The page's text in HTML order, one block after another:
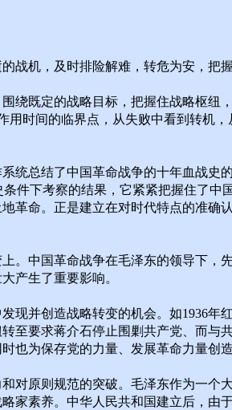
机，及时排险解难，转危为安，把
绕既定的战略目标，把握住战略枢纽
时间的临界点，从失败中看到转机
统总结了中国革命战争的十年血战史
件下考察的结果，它紧紧把握住了中
革命。正是建立在对时代特点的准确
。中国革命战争在毛泽东的领导下，
产生了重要影响。
并创造战略转变的机会。如1936年
要求蒋介石停止围剿共产党、而与
也为保存党的力量、发展革命力量创造
对原则规范的突破。毛泽东作为一个
家素养。中华人民共和国建立后，由